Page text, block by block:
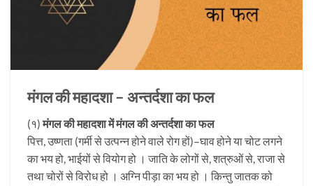
मंगल की महादशा – अन्तर्दशा का फल
(१)मंगल की महादशा में मंगल की अन्तर्दशा का फल
पित्त, उष्णता (गर्मी से उत्पन्न होने वाले रोग हों)–घाव होने या चोट लगने
का भय हो, भाईयों से वियोग हो । जाति के लोगों से, शत्रुओं से, राजा से
तथा चोरों से विरोध हो । अग्नि पीड़ा का भय हो । किन्तु जातक को